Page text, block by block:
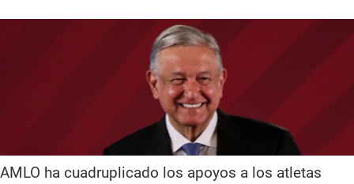
AMLO ha cuadruplicado los apoyos a los atletas